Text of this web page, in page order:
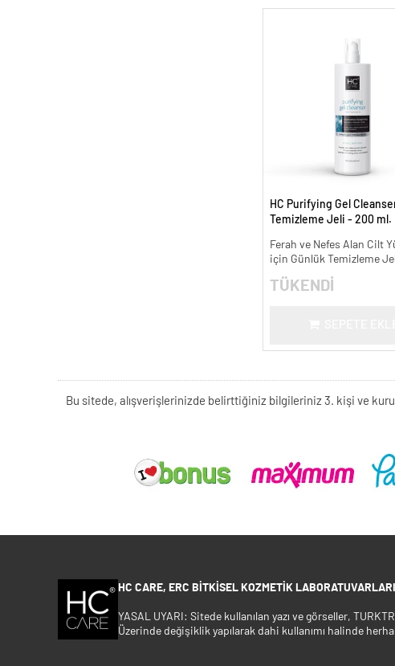
HC Purifying Gel
Temizleme Jeli - 200 ml.
Ferah ve Nefes Alan Cilt
için Günlük Temizleme
TÜKENDİ
Bu sitede, alışverişlerinizde belirttiğiniz bilgileriniz 3. kişi ve
HC CARE, ERC BITKISEL KOZMETIK
YASAL UYARI: Sitede kullanılan yazı ve görseller,
Üzerinde değişiklik yapılarak dahi kullanımı halinde